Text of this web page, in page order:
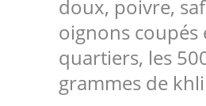
doux, poivre,
oignons coupés
quartiers, les
grammes de